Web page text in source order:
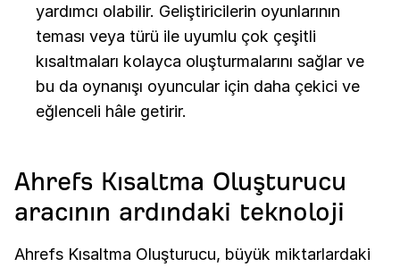
yardımcı olabilir. Geliştiricilerin oyunlarının
teması veya türü ile uyumlu çok çeşitli
kısaltmaları kolayca oluşturmalarını sağlar ve
bu da oynanışı oyuncular için daha çekici ve
eğlenceli hâle getirir.
Ahrefs Kısaltma Oluşturucu
aracının ardındaki teknoloji
Ahrefs Kısaltma Oluşturucu, büyük miktarlardaki